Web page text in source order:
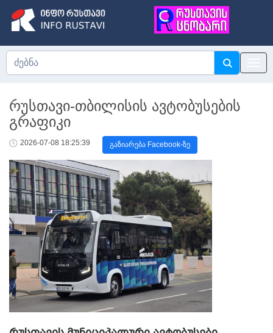
რუსთავი-თბილისის ავტობუსების
გრაფიკი
2026-07-08 18:25:39 გაზიარება Facebook-ზე